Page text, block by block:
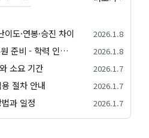
도·연봉·승진 차이 2026.1.8
독학사 vs 학점은행제 공무원 준비 - 학력 인정과 가산점 2026.1.8
소요 기간 2026.1.7
절차 안내 2026.1.7
과 일정 2026.1.7